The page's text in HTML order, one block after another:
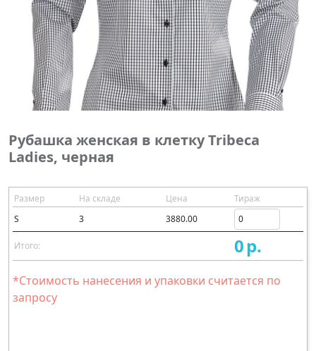
Рубашка женская в клетку Tribeca
Ladies, черная
Размер На складе Цена
Тираж
S
3 3880.00
Итого: 0р.
*Стоимость нанесения и упаковки считается по
запросу